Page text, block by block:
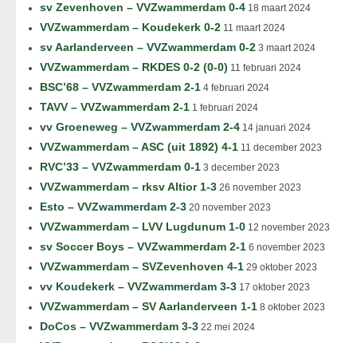
sv Zevenhoven – VVZwammerdam 0-4 18 maart 2024
VVZwammerdam – Koudekerk 0-2 11 maart 2024
sv Aarlanderveen – VVZwammerdam 0-2 3 maart 2024
VVZwammerdam – RKDES 0-2 (0-0) 11 februari 2024
BSC’68 – VVZwammerdam 2-1 4 februari 2024
TAVV – VVZwammerdam 2-1 1 februari 2024
vv Groeneweg – VVZwammerdam 2-4 14 januari 2024
VVZwammerdam – ASC (uit 1892) 4-1 11 december 2023
RVC’33 – VVZwammerdam 0-1 3 december 2023
VVZwammerdam – rksv Altior 1-3 26 november 2023
Esto – VVZwammerdam 2-3 20 november 2023
VVZwammerdam – LVV Lugdunum 1-0 12 november 2023
sv Soccer Boys – VVZwammerdam 2-1 6 november 2023
VVZwammerdam – SVZevenhoven 4-1 29 oktober 2023
vv Koudekerk – VVZwammerdam 3-3 17 oktober 2023
VVZwammerdam – SV Aarlanderveen 1-1 8 oktober 2023
DoCos – VVZwammerdam 3-3 22 mei 2024